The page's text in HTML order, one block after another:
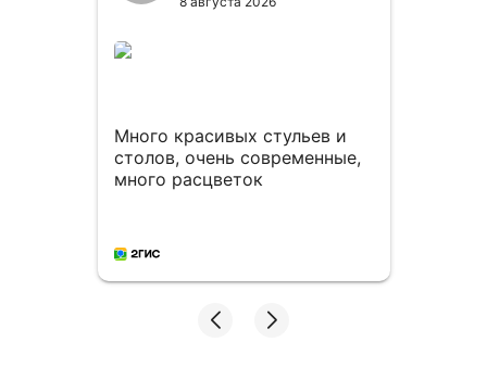
Много красивых стульев и
столов, очень современные,
много расцветок